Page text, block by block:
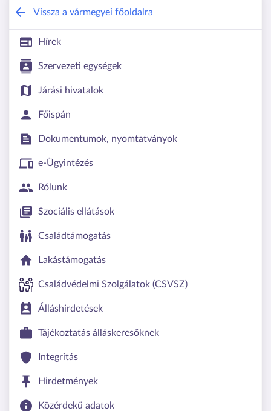
Somogy Vármegyei Kormányhivatal
Vissza a vármegyei főoldalra
Hírek
Szervezeti egységek
Járási hivatalok
Főispán
Dokumentumok, nyomtatványok
e-Ügyintézés
Rólunk
Szociális ellátások
Családtámogatás
Lakástámogatás
Családvédelmi Szolgálatok (CSVSZ)
Álláshirdetések
Tájékoztatás álláskeresőknek
Integritás
Hirdetmények
Közérdekű adatok